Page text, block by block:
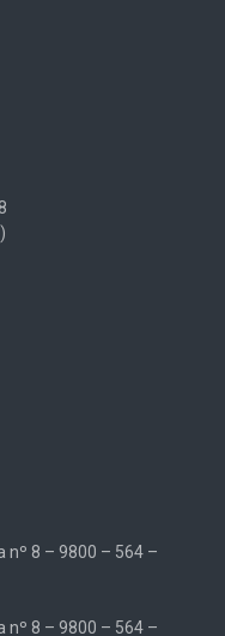
nº 8 – 9800 – 564 –
nº 8 – 9800 – 564 –